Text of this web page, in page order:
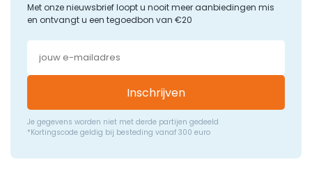
Met onze nieuwsbrief loopt u nooit meer aanbiedingen mis
en ontvangt u een tegoedbon van €20
Inschrijven
Je gegevens worden niet met derde partijen gedeeld
*Kortingscode geldig bij besteding vanaf 300 euro